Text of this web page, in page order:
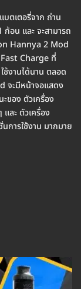
ตเตอรี่จาก ถ่าน
อน และ จะสามารถ
Hannya 2 Mod
Fast Charge ที่
ช้งานได้นาน ตลอด
จะมีหน้าจอแสดง
ของ ตัวเครื่อง
ละ ตัวเครื่อง
ารใช้งาน มากมาย